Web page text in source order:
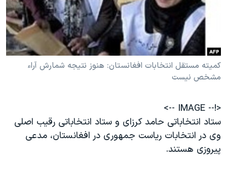
فرهنگ و زندگی
حقوق شهروندی
اقتصادی
علم و فناوری
اسرائیل در جنگ
آرشیو پخش زنده
مستندها
انتخابات ریاست جمهوری آمریکا ۲۰۲۴
حمله جمهوری اسلامی به اسرائیل
رمز مهسا
ورزش زنان در ایران
مجموعه مستندهای دادخواهی
تریبونال مردمی آبان ۹۸
دادگاه حمید نوری
دنبال کنید
زبانهای مختلف
کميته مستقل انتخابات افغانستان: هنوز نتيجه شمارش آراء
مشخص نيست
<!-- IMAGE -->
ستاد انتخاباتی حامد کرزای و ستاد انتخاباتی رقيب اصلی
وی در انتخابات رياست جمهوری در افغانستان، مدعی
پيروزی هستند.